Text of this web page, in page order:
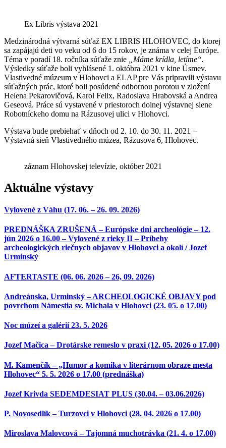
Ex Libris výstava 2021
Medzinárodná výtvarná súťaž EX LIBRIS HLOHOVEC, do ktorej
sa zapájajú deti vo veku od 6 do 15 rokov, je známa v celej Európe.
Téma v poradí 18. ročníka súťaže znie „Máme krídla, letíme“.
Výsledky súťaže boli vyhlásené 1. októbra 2021 v kine Úsmev.
Vlastivedné múzeum v Hlohovci a ELAP pre Vás pripravili výstavu
súťažných prác, ktoré boli posúdené odbornou porotou v zložení
Helena Pekarovičová, Karol Felix, Radoslava Hrabovská a Andrea
Geseová. Práce sú vystavené v priestoroch dolnej výstavnej siene
Robotníckeho domu na Rázusovej ulici v Hlohovci.
Výstava bude prebiehať v dňoch od 2. 10. do 30. 11. 2021 –
Výstavná sieň Vlastivedného múzea, Rázusova 6, Hlohovec.
záznam Hlohovskej televízie, október 2021
Aktuálne výstavy
Vylovené z Váhu (17. 06. – 26. 09. 2026)
PREDNÁŠKA ZRUŠENÁ – Európske dni archeológie – 12.
jún 2026 o 16.00 – Vylovené z rieky II – Príbehy
archeologických riečnych objavov v Hlohovci a okolí / Jozef
Urminský
AFTERTASTE (06. 06. 2026 – 26, 09. 2026)
Andreánska, Urminský – ARCHEOLOGICKÉ OBJAVY pod
povrchom Námestia sv. Michala v Hlohovci (23. 05. o 17.00)
Noc múzeí a galérií 23. 5. 2026
Jozef Mačica – Drotárske remeslo v praxi (12. 05. 2026 o 17.00)
M. Kamenčík – „Humor a komika v literárnom obraze mesta
Hlohovec“ 5. 5. 2026 o 17.00 (prednáška)
Jozef Krivda SEDEMDESIAT PLUS (30.04. – 03.06.2026)
P. Novosedlík – Turzovci v Hlohovci (28. 04. 2026 o 17.00)
Miroslava Malovcová – Tajomná muchotrávka (21. 4. o 17.00)